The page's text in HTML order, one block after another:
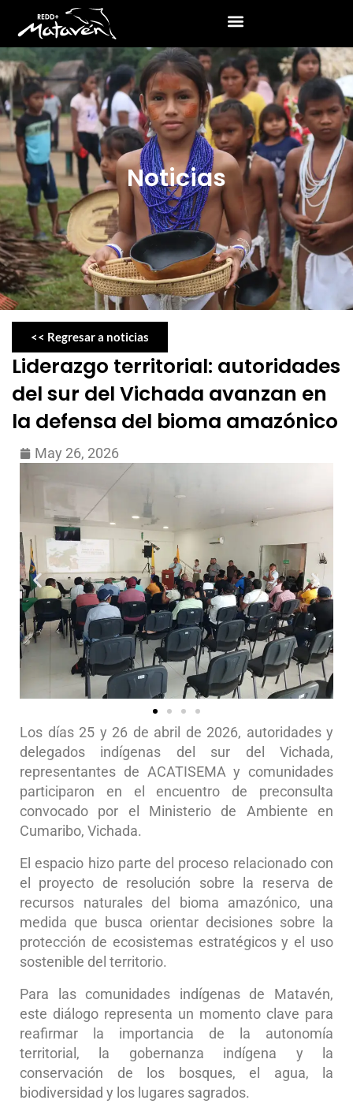
Noticias
<< Regresar a noticias
Liderazgo territorial: autoridades
del sur del Vichada avanzan en
la defensa del bioma amazónico
May 26, 2026
Los días 25 y 26 de abril de 2026, autoridades y
delegados indígenas del sur del Vichada,
representantes de ACATISEMA y comunidades
participaron en el encuentro de preconsulta
convocado por el Ministerio de Ambiente en
Cumaribo, Vichada.
El espacio hizo parte del proceso relacionado con
el proyecto de resolución sobre la reserva de
recursos naturales del bioma amazónico, una
medida que busca orientar decisiones sobre la
protección de ecosistemas estratégicos y el uso
sostenible del territorio.
Para las comunidades indígenas de Matavén,
este diálogo representa un momento clave para
reafirmar la importancia de la autonomía
territorial, la gobernanza indígena y la
conservación de los bosques, el agua, la
biodiversidad y los lugares sagrados.